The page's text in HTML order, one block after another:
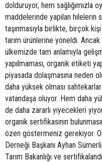
dolduruyor, hem sağlığımızla
maddelerinde yapılan hilelerin
taşınmasıyla birlikte, birçok
tarım ürünlerine yöneldi. Ancak
ülkemizde tam anlamıyla
yapılmaması, organik etiketi
piyasada dolaşmasına neden
daha yüksek olması
vatandaşa oluyor. Hem daha
de daha zararlı yiyecekleri
organik sertifikasının
özen göstermeniz gerekiyor.
Derneği Başkanı Ayhan
Tarım Bakanlığı ve